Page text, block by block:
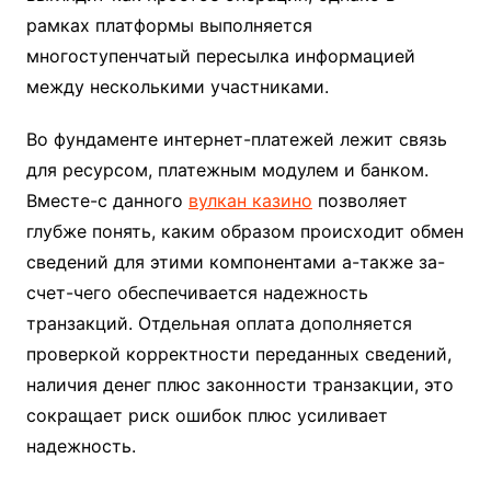
рамках платформы выполняется
многоступенчатый пересылка информацией
между несколькими участниками.
Во фундаменте интернет-платежей лежит связь
для ресурсом, платежным модулем и банком.
Вместе-с данного вулкан казино позволяет
глубже понять, каким образом происходит обмен
сведений для этими компонентами а-также за-
счет-чего обеспечивается надежность
транзакций. Отдельная оплата дополняется
проверкой корректности переданных сведений,
наличия денег плюс законности транзакции, это
сокращает риск ошибок плюс усиливает
надежность.